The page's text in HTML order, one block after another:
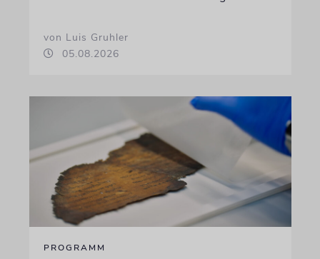
von Luis Gruhler
05.08.2026
PROGRAMM